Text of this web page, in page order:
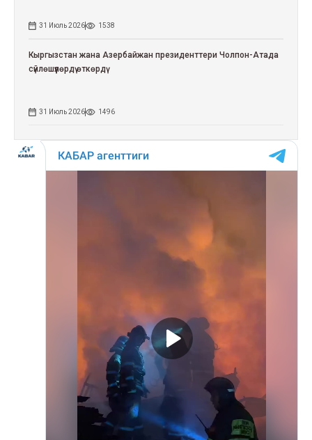
31 Июль 2026 1538
Кыргызстан жана Азербайжан президенттери Чолпон-Атада
сүйлөшүүлөрдү өткөрдү
31 Июль 2026 1496